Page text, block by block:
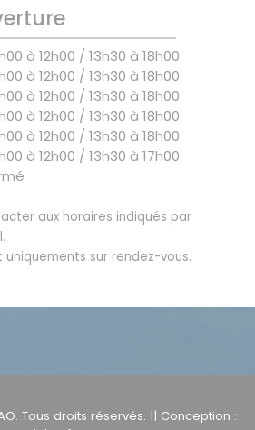
à 12h00 / 13h30 à 18h00
à 12h00 / 13h30 à 18h00
à 12h00 / 13h30 à 18h00
à 12h00 / 13h30 à 18h00
à 12h00 / 13h30 à 18h00
à 12h00 / 13h30 à 17h00
aux horaires indiqués par
sur rendez-vous.
. Tous droits réservés. || Conception :